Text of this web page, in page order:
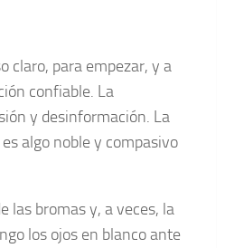
claro, para empezar, y a
confiable. La
y desinformación. La
algo noble y compasivo
las bromas y, a veces, la
los ojos en blanco ante